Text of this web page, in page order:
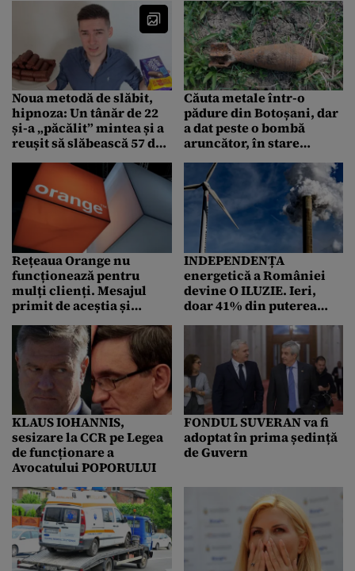
operatorilor telecom
pentru a le utiliza
Noua metodă de slăbit,
hipnoza: Un tânăr de 22
și-a „păcălit” mintea și a
reușit să slăbească 57 de
kilograme / Cum
funcționează – FOTO
Căuta metale într-o
pădure din Botoșani, dar
a dat peste o bombă
aruncător, în stare
perfectă de funcționare
Rețeaua Orange nu
funcționează pentru
mulți clienți. Mesajul
primit de aceștia și
INDEPENDENȚA
energetică a României
devine O ILUZIE. Ieri,
doar 41% din puterea
KLAUS IOHANNIS,
sesizare la CCR pe Legea
de funcționare a
Avocatului POPORULUI
FONDUL SUVERAN va fi
adoptat în prima ședință
de Guvern